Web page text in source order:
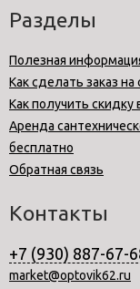
Разделы
Полезная
Как сделать заказ
Как получить скидку
Аренда
бесплатно
Обратная связь
Контакты
+7 (930) 887-67-
market@optovik62.ru